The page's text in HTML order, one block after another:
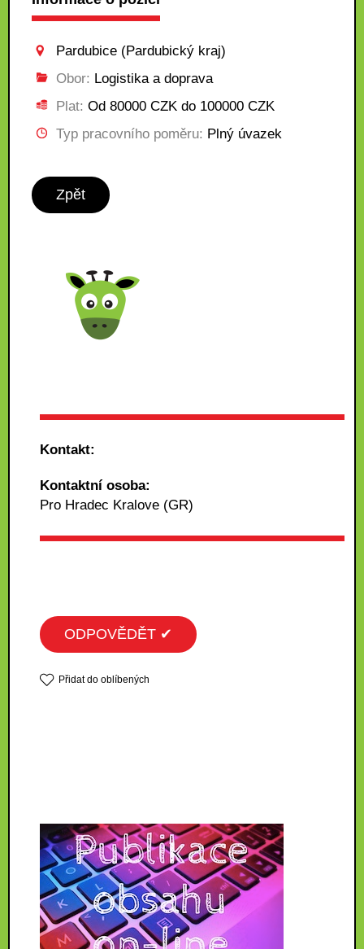
Pardubice (Pardubický kraj)
Obor: Logistika a doprava
Plat: Od 80000 CZK do 100000 CZK
Typ pracovního poměru: Plný úvazek
Zpět
Kontakt:
Kontaktní osoba:
Pro Hradec Kralove (GR)
ODPOVĚDĚT ✔
Přidat do oblíbených